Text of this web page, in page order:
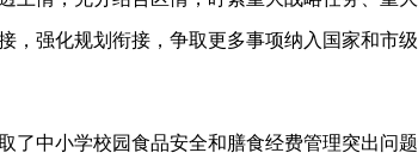
，强化规划衔接，争取更多事项纳入国家和市
了中小学校园食品安全和膳食经费管理突出问